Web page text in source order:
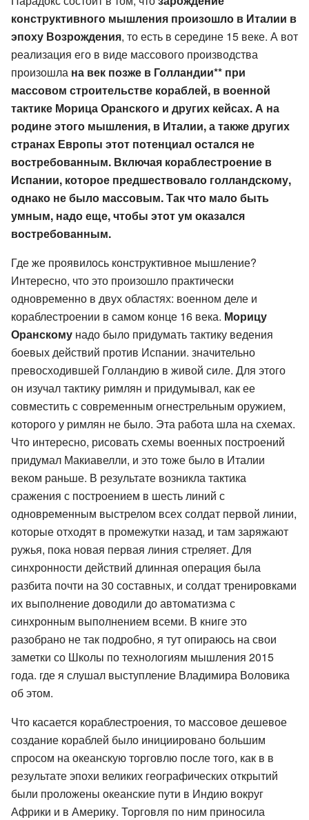
конструктивного мышления произошло в Италии в
эпоху Возрождения, то есть в середине 15 веке. А вот
реализация его в виде массового производства
произошла на век позже в Голландии** при
массовом строительстве кораблей, в военной
тактике Морица Оранского и других кейсах. А на
родине этого мышления, в Италии, а также других
странах Европы этот потенциал остался не
востребованным. Включая кораблестроение в
Испании, которое предшествовало голландскому,
однако не было массовым. Так что мало быть
умным, надо еще, чтобы этот ум оказался
востребованным.
Где же проявилось конструктивное мышление?
Интересно, что это произошло практически
одновременно в двух областях: военном деле и
кораблестроении в самом конце 16 века. Морицу
Оранскому надо было придумать тактику ведения
боевых действий против Испании. значительно
превосходившей Голландию в живой силе. Для этого
он изучал тактику римлян и придумывал, как ее
совместить с современным огнестрельным оружием,
которого у римлян не было. Эта работа шла на схемах.
Что интересно, рисовать схемы военных построений
придумал Макиавелли, и это тоже было в Италии
веком раньше. В результате возникла тактика
сражения с построением в шесть линий с
одновременным выстрелом всех солдат первой линии,
которые отходят в промежутки назад, и там заряжают
ружья, пока новая первая линия стреляет. Для
синхронности действий длинная операция была
разбита почти на 30 составных, и солдат тренировками
их выполнение доводили до автоматизма с
синхронным выполнением всеми. В книге это
разобрано не так подробно, я тут опираюсь на свои
заметки со Школы по технологиям мышления 2015
года. где я слушал выступление Владимира Воловика
об этом.
Что касается кораблестроения, то массовое дешевое
создание кораблей было инициировано большим
спросом на океанскую торговлю после того, как в в
результате эпохи великих географических открытий
были проложены океанские пути в Индию вокруг
Африки и в Америку. Торговля по ним приносила